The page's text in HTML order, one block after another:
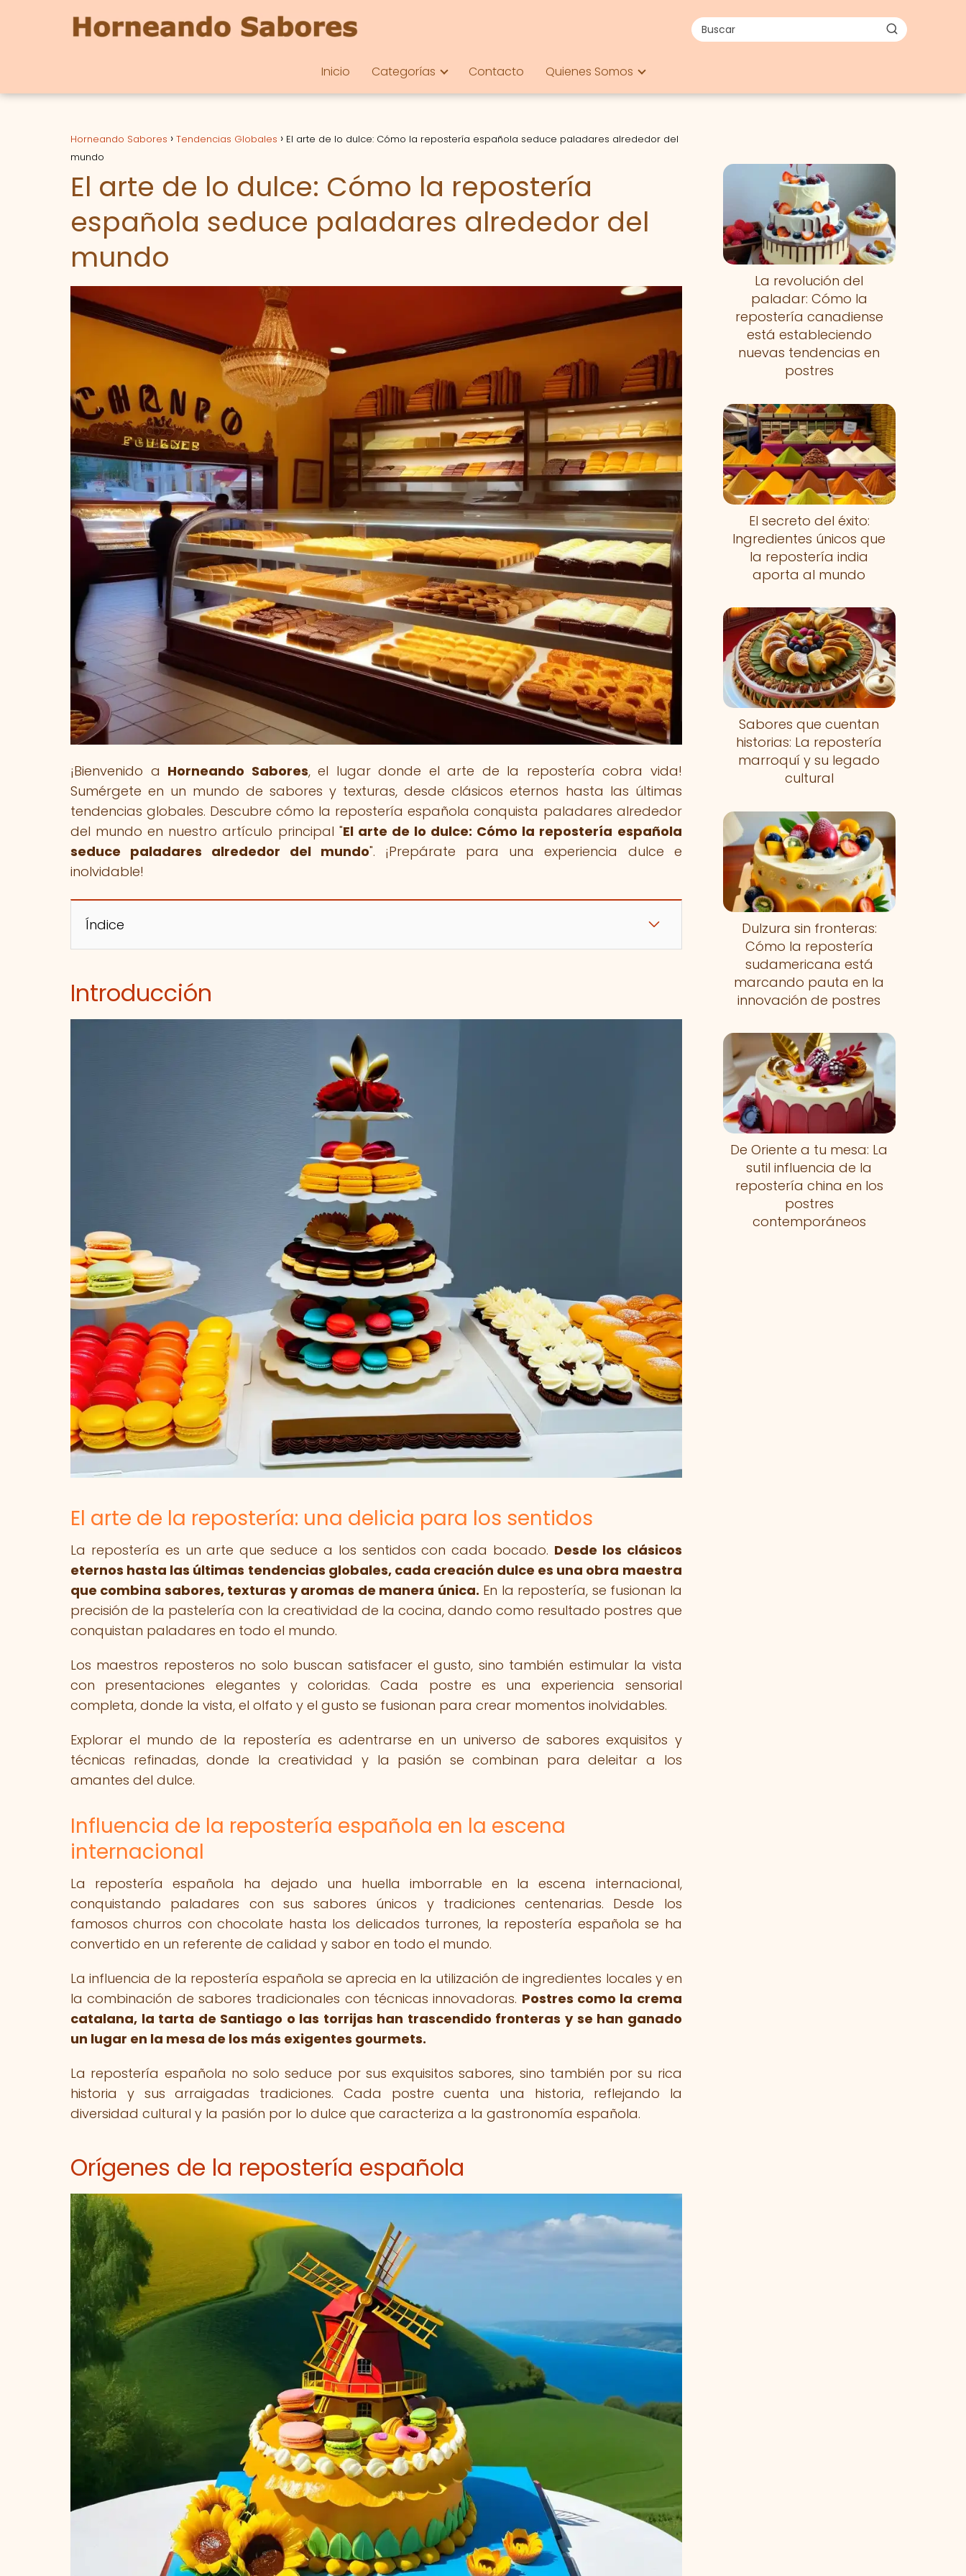
Inicio Categorías Contacto Quienes Somos
Horneando Sabores Tendencias Globales
El arte de lo dulce: Cómo la repostería española seduce paladares alrededor del
mundo
El arte de lo dulce: Cómo la repostería
española seduce paladares alrededor del
mundo
¡Bienvenido a Horneando Sabores, el lugar donde el arte de la repostería cobra vida!
Sumérgete en un mundo de sabores y texturas, desde clásicos eternos hasta las últimas
tendencias globales. Descubre cómo la repostería española conquista paladares alrededor
del mundo en nuestro artículo principal "El arte de lo dulce: Cómo la repostería española
seduce paladares alrededor del mundo". ¡Prepárate para una experiencia dulce e
inolvidable!
Índice
Introducción
El arte de la repostería: una delicia para los sentidos
La repostería es un arte que seduce a los sentidos con cada bocado. Desde los clásicos
eternos hasta las últimas tendencias globales, cada creación dulce es una obra maestra
que combina sabores, texturas y aromas de manera única. En la repostería, se fusionan la
precisión de la pastelería con la creatividad de la cocina, dando como resultado postres que
conquistan paladares en todo el mundo.
Los maestros reposteros no solo buscan satisfacer el gusto, sino también estimular la vista
con presentaciones elegantes y coloridas. Cada postre es una experiencia sensorial
completa, donde la vista, el olfato y el gusto se fusionan para crear momentos inolvidables.
Explorar el mundo de la repostería es adentrarse en un universo de sabores exquisitos y
técnicas refinadas, donde la creatividad y la pasión se combinan para deleitar a los
amantes del dulce.
Influencia de la repostería española en la escena
internacional
La repostería española ha dejado una huella imborrable en la escena internacional,
conquistando paladares con sus sabores únicos y tradiciones centenarias. Desde los
famosos churros con chocolate hasta los delicados turrones, la repostería española se ha
convertido en un referente de calidad y sabor en todo el mundo.
La influencia de la repostería española se aprecia en la utilización de ingredientes locales y en
la combinación de sabores tradicionales con técnicas innovadoras. Postres como la crema
catalana, la tarta de Santiago o las torrijas han trascendido fronteras y se han ganado
un lugar en la mesa de los más exigentes gourmets.
La repostería española no solo seduce por sus exquisitos sabores, sino también por su rica
historia y sus arraigadas tradiciones. Cada postre cuenta una historia, reflejando la
diversidad cultural y la pasión por lo dulce que caracteriza a la gastronomía española.
Orígenes de la repostería española
La revolución del
paladar: Cómo la
repostería canadiense
está estableciendo
nuevas tendencias en
postres
El secreto del éxito:
Ingredientes únicos que
la repostería india
aporta al mundo
Sabores que cuentan
historias: La repostería
marroquí y su legado
cultural
Dulzura sin fronteras:
Cómo la repostería
sudamericana está
marcando pauta en la
innovación de postres
De Oriente a tu mesa: La
sutil influencia de la
repostería china en los
postres
contemporáneos